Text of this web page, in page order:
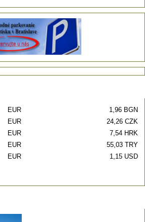
EUR
1,96 BGN
EUR
24,26 CZK
EUR
7,54 HRK
EUR
55,03 TRY
EUR
1,15 USD